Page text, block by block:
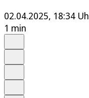
02.04.2025, 18:34
1 min